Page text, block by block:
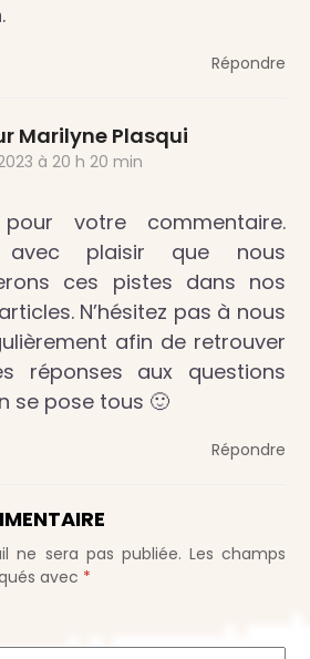
Répondre
Marilyne Plasqui
à 20 h 20 min
votre commentaire.
avec plaisir que nous
ces pistes dans nos
N’hésitez pas à nous
afin de retrouver
réponses aux questions
se pose tous 🙂
Répondre
ne sera pas publiée. Les champs
avec *